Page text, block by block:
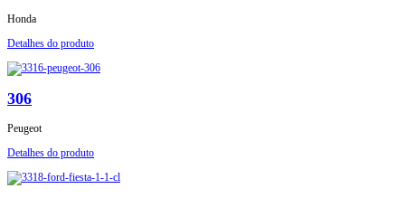
Honda
Detalhes do produto
306
Peugeot
Detalhes do produto